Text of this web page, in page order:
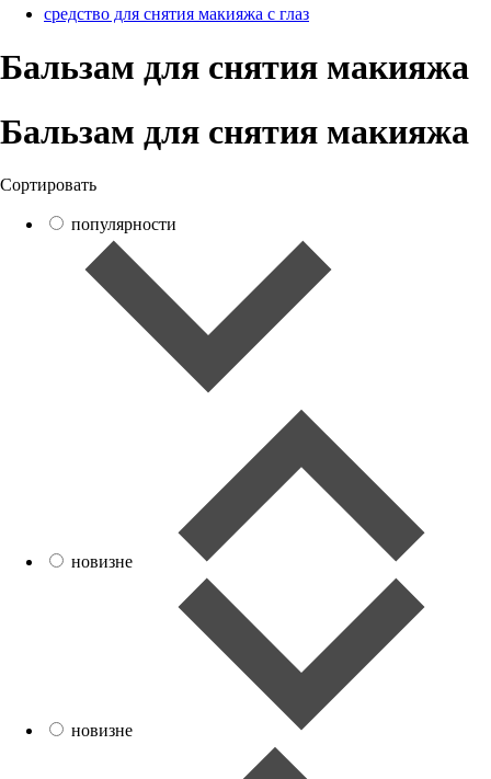
средство для снятия макияжа с глаз
Бальзам для снятия макияжа
Бальзам для снятия макияжа
Сортировать
популярности
новизне
новизне